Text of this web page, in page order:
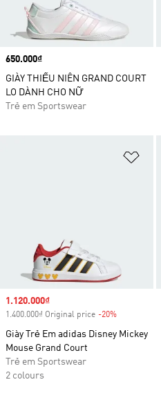
Price
650.000₫
GIÀY THIẾU NIÊN GRAND COURT
LO DÀNH CHO NỮ
Trẻ em Sportswear
Sale price
1.120.000₫
1.400.000₫ Original price -20%
Giày Trẻ Em adidas Disney Mickey
Mouse Grand Court
Trẻ em Sportswear
2 colours